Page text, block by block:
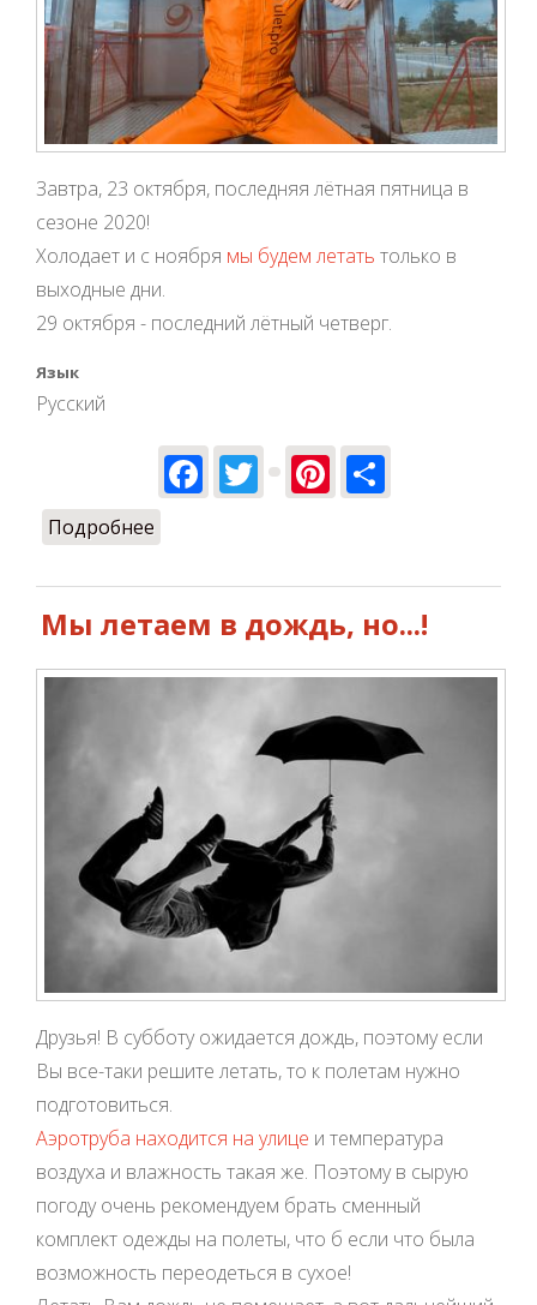
Завтра, 23 октября, последняя лётная пятница в
сезоне 2020!
Холодает и с ноября мы будем летать только в
выходные дни.
29 октября - последний лётный четверг.
Язык
Русский
Facebook
TwitterPinterest
Подробнее
Мы летаем в дождь, но...!
Друзья! В субботу ожидается дождь, поэтому если
Вы все-таки решите летать, то к полетам нужно
подготовиться.
Аэротруба находится на улице и температура
воздуха и влажность такая же. Поэтому в сырую
погоду очень рекомендуем брать сменный
комплект одежды на полеты, что б если что была
возможность переодеться в сухое!